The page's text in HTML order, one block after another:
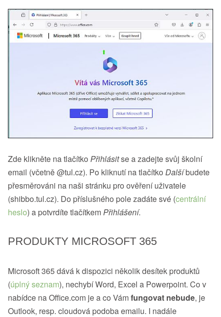
Zde klikněte na tlačítko Přihlásitse a zadejte svůj školní
email (včetně @tul.cz). Po kliknutí na tlačítko Dalšíbudete
přesměrováni na naši stránku pro ověření uživatele
(shibbo.tul.cz). Do příslušného pole zadáte své (centrální
heslo) a potvrdíte tlačítkem Přihlášení.
PRODUKTY MICROSOFT 365
Microsoft 365 dává k dispozici několik desítek produktů
(úplný seznam), nechybí Word, Excel a Powerpoint. Co v
nabídce na Office.com je a co Vámfungovat nebude, je
Outlook, resp. cloudová podoba emailu. I nadále